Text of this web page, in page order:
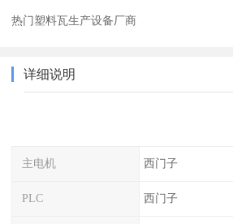
热门塑料瓦生产设备厂商
详细说明
主电机 西门子
PLC 西门子